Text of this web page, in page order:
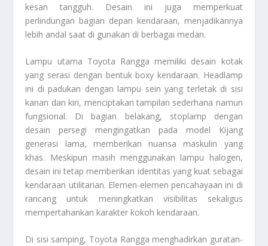
kesan tangguh. Desain ini juga memperkuat
perlindungan bagian depan kendaraan, menjadikannya
lebih andal saat di gunakan di berbagai medan.
Lampu utama Toyota Rangga memiliki desain kotak
yang serasi dengan bentuk boxy kendaraan. Headlamp
ini di padukan dengan lampu sein yang terletak di sisi
kanan dan kiri, menciptakan tampilan sederhana namun
fungsional. Di bagian belakang, stoplamp dengan
desain persegi mengingatkan pada model Kijang
generasi lama, memberikan nuansa maskulin yang
khas. Meskipun masih menggunakan lampu halogen,
desain ini tetap memberikan identitas yang kuat sebagai
kendaraan utilitarian. Elemen-elemen pencahayaan ini di
rancang untuk meningkatkan visibilitas sekaligus
mempertahankan karakter kokoh kendaraan.
Di sisi samping, Toyota Rangga menghadirkan guratan-